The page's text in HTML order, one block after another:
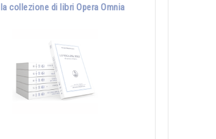
collezione di libri Opera Omnia